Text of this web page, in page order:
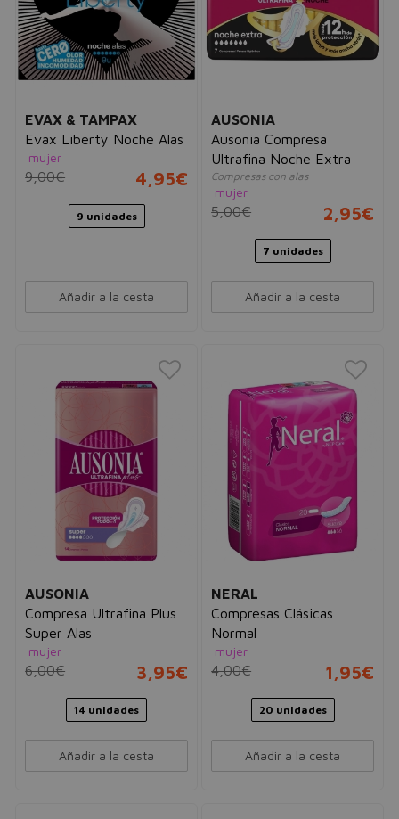
EVAX & TAMPAX
Evax Liberty Noche Alas
mujer
9,00€ 4,95€
9 unidades
Añadir a la cesta
AUSONIA
Ausonia Compresa
Ultrafina Noche Extra
Compresas con alas
mujer
5,00€ 2,95€
7 unidades
Añadir a la cesta
AUSONIA
Compresa Ultrafina Plus
Super Alas
mujer
6,00€ 3,95€
14 unidades
Añadir a la cesta
NERAL
Compresas Clásicas
Normal
mujer
4,00€ 1,95€
20 unidades
Añadir a la cesta